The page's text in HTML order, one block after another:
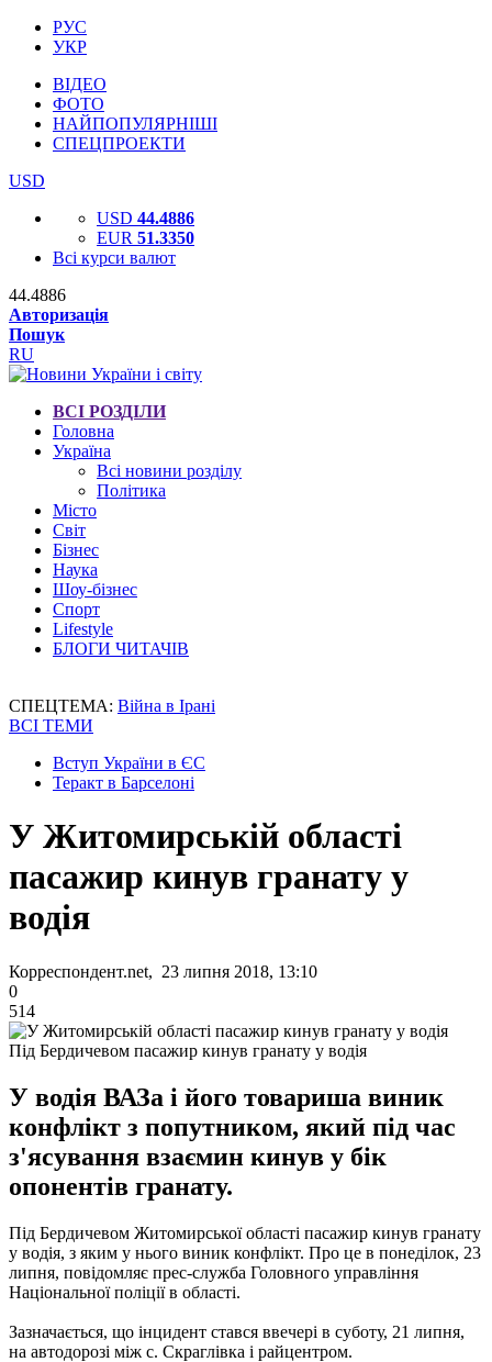
РУС
УКР
ВІДЕО
ФОТО
НАЙПОПУЛЯРНІШІ
СПЕЦПРОЕКТИ
USD
USD 44.4886
EUR 51.3350
Всі курси валют
44.4886
Авторизація
Пошук
RU
ВСІ РОЗДІЛИ
Головна
Україна
Всі новини розділу
Політика
Місто
Світ
Бізнес
Наука
Шоу-бізнес
Спорт
Lifestyle
БЛОГИ ЧИТАЧІВ
СПЕЦТЕМА: Війна в Ірані
ВСІ ТЕМИ
Вступ України в ЄС
Теракт в Барселоні
У Житомирській області
пасажир кинув гранату у
водія
Корреспондент.net, 23 липня 2018, 13:10
0
514
Під Бердичевом пасажир кинув гранату у водія
У водія ВАЗа і його товариша виник
конфлікт з попутником, який під час
з'ясування взаємин кинув у бік
опонентів гранату.
Під Бердичевом Житомирської області пасажир кинув гранату
у водія, з яким у нього виник конфлікт. Про це в понеділок, 23
липня, повідомляє прес-служба Головного управління
Національної поліції в області.
Зазначається, що інцидент стався ввечері в суботу, 21 липня,
на автодорозі між с. Скраглівка і райцентром.